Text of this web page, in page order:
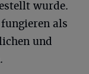
wurde.
als
und